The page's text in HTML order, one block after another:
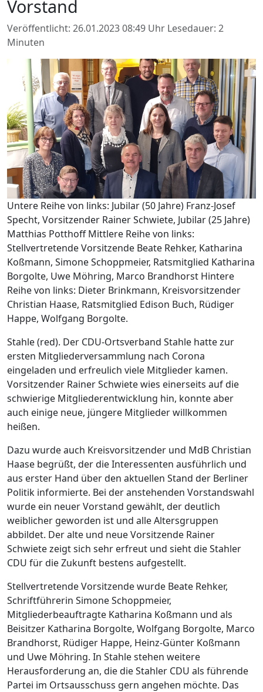
Vorstand
Veröffentlicht: 26.01.2023 08:49 Uhr Lesedauer: 2
Minuten
Untere Reihe von links: Jubilar (50 Jahre) Franz-Josef
Specht, Vorsitzender Rainer Schwiete, Jubilar (25 Jahre)
Matthias Potthoff Mittlere Reihe von links:
Stellvertretende Vorsitzende Beate Rehker, Katharina
Koßmann, Simone Schoppmeier, Ratsmitglied Katharina
Borgolte, Uwe Möhring, Marco Brandhorst Hintere
Reihe von links: Dieter Brinkmann, Kreisvorsitzender
Christian Haase, Ratsmitglied Edison Buch, Rüdiger
Happe, Wolfgang Borgolte.
Stahle (red). Der CDU-Ortsverband Stahle hatte zur
ersten Mitgliederversammlung nach Corona
eingeladen und erfreulich viele Mitglieder kamen.
Vorsitzender Rainer Schwiete wies einerseits auf die
schwierige Mitgliederentwicklung hin, konnte aber
auch einige neue, jüngere Mitglieder willkommen
heißen.
Dazu wurde auch Kreisvorsitzender und MdB Christian
Haase begrüßt, der die Interessenten ausführlich und
aus erster Hand über den aktuellen Stand der Berliner
Politik informierte. Bei der anstehenden Vorstandswahl
wurde ein neuer Vorstand gewählt, der deutlich
weiblicher geworden ist und alle Altersgruppen
abbildet. Der alte und neue Vorsitzende Rainer
Schwiete zeigt sich sehr erfreut und sieht die Stahler
CDU für die Zukunft bestens aufgestellt.
Stellvertretende Vorsitzende wurde Beate Rehker,
Schriftführerin Simone Schoppmeier,
Mitgliederbeauftragte Katharina Koßmann und als
Beisitzer Katharina Borgolte, Wolfgang Borgolte, Marco
Brandhorst, Rüdiger Happe, Heinz-Günter Koßmann
und Uwe Möhring. In Stahle stehen weitere
Herausforderung an, die die Stahler CDU als führende
Partei im Ortsausschuss gern angehen möchte. Das